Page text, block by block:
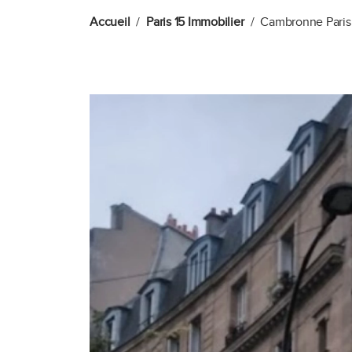
Accueil Paris 15 Immobilier Cambronne Paris